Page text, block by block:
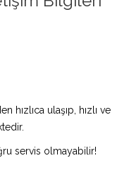
hızlıca ulaşıp, hızlı ve
servis olmayabilir!